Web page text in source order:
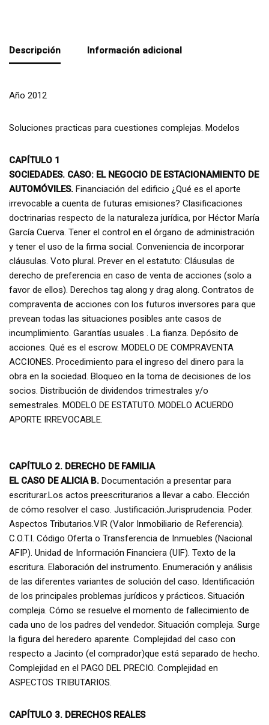
Descripción Información adicional
Año 2012
Soluciones practicas para cuestiones complejas. Modelos
CAPÍTULO 1
SOCIEDADES. CASO: EL NEGOCIO DE ESTACIONAMIENTO DE
AUTOMÓVILES. Financiación del edificio ¿Qué es el aporte
irrevocable a cuenta de futuras emisiones? Clasificaciones
doctrinarias respecto de la naturaleza jurídica, por Héctor María
García Cuerva. Tener el control en el órgano de administración
y tener el uso de la firma social. Conveniencia de incorporar
cláusulas. Voto plural. Prever en el estatuto: Cláusulas de
derecho de preferencia en caso de venta de acciones (solo a
favor de ellos). Derechos tag along y drag along. Contratos de
compraventa de acciones con los futuros inversores para que
prevean todas las situaciones posibles ante casos de
incumplimiento. Garantías usuales . La fianza. Depósito de
acciones. Qué es el escrow. MODELO DE COMPRAVENTA
ACCIONES. Procedimiento para el ingreso del dinero para la
obra en la sociedad. Bloqueo en la toma de decisiones de los
socios. Distribución de dividendos trimestrales y/o
semestrales. MODELO DE ESTATUTO. MODELO ACUERDO
APORTE IRREVOCABLE.
CAPÍTULO 2. DERECHO DE FAMILIA
EL CASO DE ALICIA B. Documentación a presentar para
escriturar.Los actos preescriturarios a llevar a cabo. Elección
de cómo resolver el caso. Justificación.Jurisprudencia. Poder.
Aspectos Tributarios.VIR (Valor Inmobiliario de Referencia).
C.O.T.I. Código Oferta o Transferencia de Inmuebles (Nacional
AFIP). Unidad de Información Financiera (UIF). Texto de la
escritura. Elaboración del instrumento. Enumeración y análisis
de las diferentes variantes de solución del caso. Identificación
de los principales problemas jurídicos y prácticos. Situación
compleja. Cómo se resuelve el momento de fallecimiento de
cada uno de los padres del vendedor. Situación compleja. Surge
la figura del heredero aparente. Complejidad del caso con
respecto a Jacinto (el comprador)que está separado de hecho.
Complejidad en el PAGO DEL PRECIO. Complejidad en
ASPECTOS TRIBUTARIOS.
CAPÍTULO 3. DERECHOS REALES